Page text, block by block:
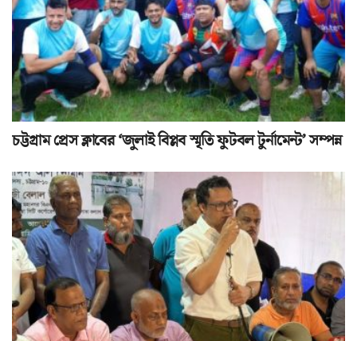
চট্টগ্রাম প্রেস ক্লাবের ‘জুলাই বিপ্লব স্মৃতি ফুটবল টুর্নামেন্ট’ সম্পন্ন